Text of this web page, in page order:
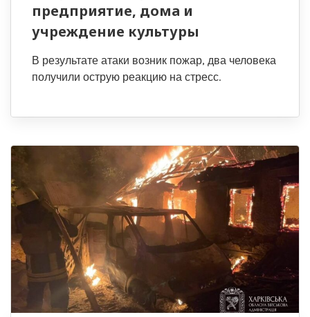
предприятие, дома и
учреждение культуры
В результате атаки возник пожар, два человека
получили острую реакцию на стресс.